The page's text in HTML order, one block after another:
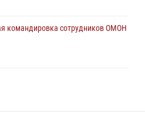
командировка сотрудников ОМОН